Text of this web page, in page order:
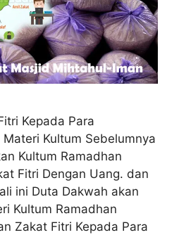
Kepada Para
Kultum Sebelumnya
Kultum Ramadhan
Fitri Dengan Uang. dan
ini Duta Dakwah akan
Kultum Ramadhan
Zakat Fitri Kepada Para